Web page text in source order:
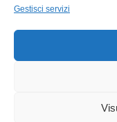
Gestisci servizi
Archivio Articoli
Archivio Articoli
L'ordinamento interno